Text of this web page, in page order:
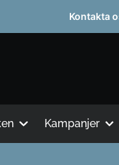
Kontakta
Kampanjer